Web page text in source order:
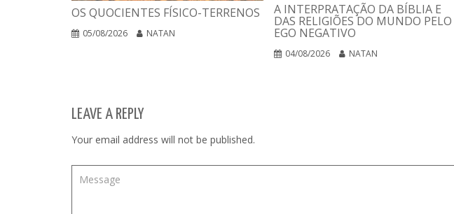
OS QUOCIENTES FÍSICO-TERRENOS
05/08/2026 NATAN
A INTERPRATAÇÃO DA BÍBLIA E
DAS RELIGIÕES DO MUNDO PELO
EGO NEGATIVO
04/08/2026 NATAN
LEAVE A REPLY
Your email address will not be published.